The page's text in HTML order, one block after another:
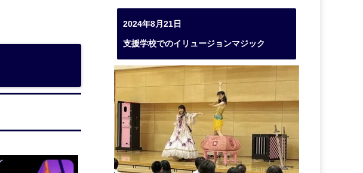
2024年8月21日
支援学校でのイリュージョンマジック